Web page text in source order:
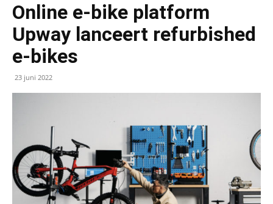
Online e-bike platform
Upway lanceert refurbished
e-bikes
23 juni 2022